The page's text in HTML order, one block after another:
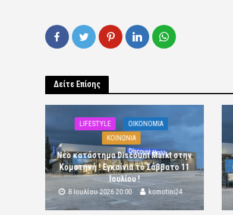
Δείτε Επίσης
LIFESTYLE
OIKONOMIA
ΚΟΙΝΩΝΙΑ
Νέο κατάστημα Discount Markt στην
Κομοτηνή ! Εγκαίνια το Σάββατο 11
Ιουλίου !
8 Ιουλίου 2026 20:00 komotini24